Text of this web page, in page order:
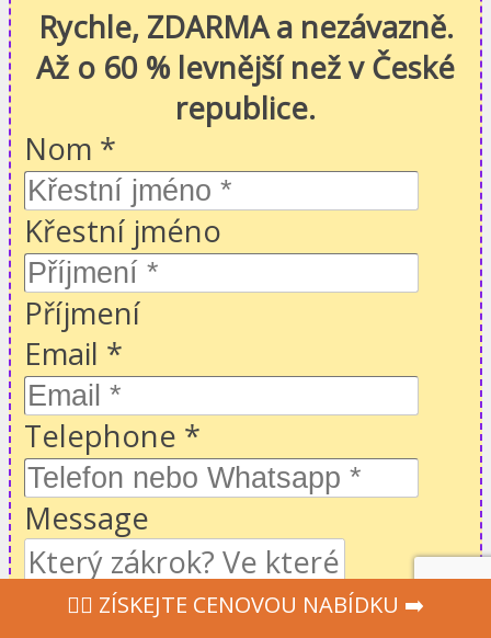
Rychle, ZDARMA a nezávazně.
Až o 60 % levnější než v České
republice.
Nom *
Křestní jméno
Příjmení
Email *
Telephone *
Message
‍👩‍⚕ ZÍSKEJTE CENOVOU NABÍDKU ➡️